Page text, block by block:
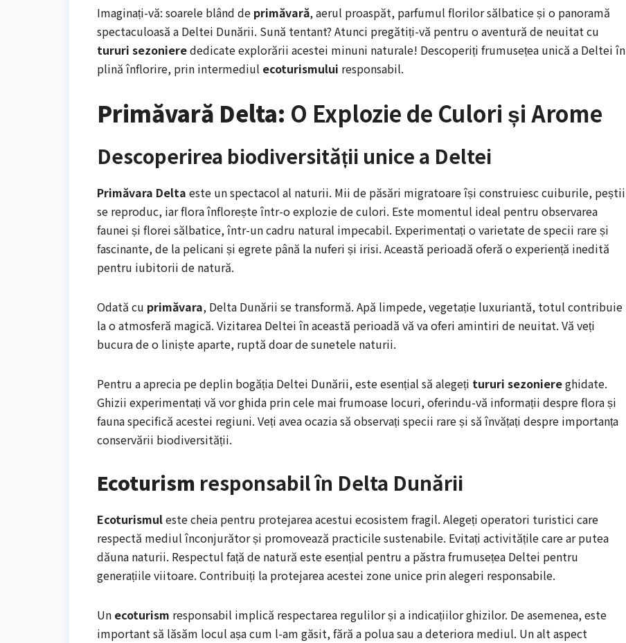
Imaginați-vă: soarele blând de primăvară, aerul proaspăt, parfumul florilor sălbatice și o panoramă
spectaculoasă a Deltei Dunării. Sună tentant? Atunci pregătiți-vă pentru o aventură de neuitat cu
tururi sezonierededicate explorării acestei minuni naturale! Descoperiți frumusețea unică a Deltei în
plină înflorire, prin intermediul ecoturismului responsabil.
Primăvară Delta: O Explozie de Culori și Arome
Descoperirea biodiversității unice a Deltei
Primăvara Delta este un spectacol al naturii. Mii de păsări migratoare își construiesc cuiburile, peștii
se reproduc, iar flora înflorește într-o explozie de culori. Este momentul ideal pentru observarea
faunei și florei sălbatice, într-un cadru natural impecabil. Experimentați o varietate de specii rare și
fascinante, de la pelicani și egrete până la nuferi și irisi. Această perioadă oferă o experiență inedită
pentru iubitorii de natură.
Odată cu primăvara, Delta Dunării se transformă. Apă limpede, vegetație luxuriantă, totul contribuie
la o atmosferă magică. Vizitarea Deltei în această perioadă vă va oferi amintiri de neuitat. Vă veți
bucura de o liniște aparte, ruptă doar de sunetele naturii.
Pentru a aprecia pe deplin bogăția Deltei Dunării, este esențial să alegeți tururi sezoniereghidate.
Ghizii experimentați vă vor ghida prin cele mai frumoase locuri, oferindu-vă informații despre flora și
fauna specifică acestei regiuni. Veți avea ocazia să observați specii rare și să învățați despre importanța
conservării biodiversității.
Ecoturism responsabil în Delta Dunării
Ecoturismuleste cheia pentru protejarea acestui ecosistem fragil. Alegeți operatori turistici care
respectă mediul înconjurător și promovează practicile sustenabile. Evitați activitățile care ar putea
dăuna naturii. Respectul față de natură este esențial pentru a păstra frumusețea Deltei pentru
generațiile viitoare. Contribuiți la protejarea acestei zone unice prin alegeri responsabile.
Un ecoturism responsabil implică respectarea regulilor și a indicațiilor ghizilor. De asemenea, este
important să lăsăm locul așa cum l-am găsit, fără a polua sau a deteriora mediul. Un alt aspect